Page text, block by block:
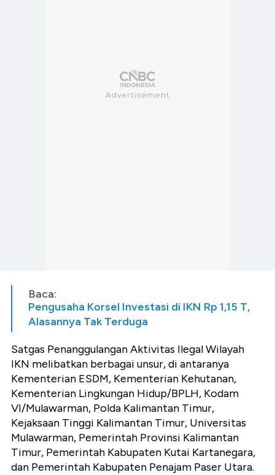
Baca:
Pengusaha Korsel Investasi di IKN Rp 1,15 T,
Alasannya Tak Terduga
Satgas Penanggulangan Aktivitas Ilegal Wilayah
IKN melibatkan berbagai unsur, di antaranya
Kementerian ESDM, Kementerian Kehutanan,
Kementerian Lingkungan Hidup/BPLH, Kodam
VI/Mulawarman, Polda Kalimantan Timur,
Kejaksaan Tinggi Kalimantan Timur, Universitas
Mulawarman, Pemerintah Provinsi Kalimantan
Timur, Pemerintah Kabupaten Kutai Kartanegara,
dan Pemerintah Kabupaten Penajam Paser Utara.